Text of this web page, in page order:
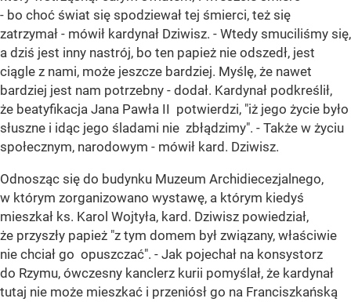
- bo choć świat się spodziewał tej śmierci, też się
zatrzymał - mówił kardynał Dziwisz. - Wtedy smuciliśmy się,
a dziś jest inny nastrój, bo ten papież nie odszedł, jest
ciągle z nami, może jeszcze bardziej. Myślę, że nawet
bardziej jest nam potrzebny - dodał. Kardynał podkreślił,
że beatyfikacja Jana Pawła II potwierdzi, "iż jego życie było
słuszne i idąc jego śladami nie zbłądzimy". - Także w życiu
społecznym, narodowym - mówił kard. Dziwisz.
Odnosząc się do budynku Muzeum Archidiecezjalnego,
w którym zorganizowano wystawę, a którym kiedyś
mieszkał ks. Karol Wojtyła, kard. Dziwisz powiedział,
że przyszły papież "z tym domem był związany, właściwie
nie chciał go opuszczać". - Jak pojechał na konsystorz
do Rzymu, ówczesny kanclerz kurii pomyślał, że kardynał
tutaj nie może mieszkać i przeniósł go na Franciszkańską